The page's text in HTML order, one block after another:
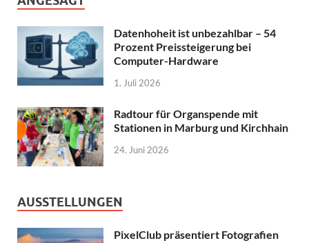
Datenhoheit ist unbezahlbar – 54
Prozent Preissteigerung bei
Computer-Hardware
1. Juli 2026
Radtour für Organspende mit
Stationen in Marburg und Kirchhain
24. Juni 2026
AUSSTELLUNGEN
PixelClub präsentiert Fotografien